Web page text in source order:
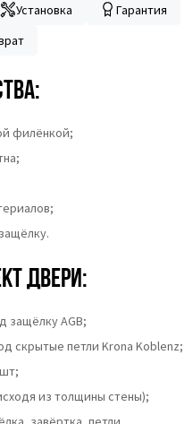
Установка
Гарантия
филёнкой;
двери:
защёлку AGB;
скрытые петли Krona Koblenz;
из толщины стены);